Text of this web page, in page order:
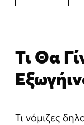
Τι Θα
Τι νόμιζες